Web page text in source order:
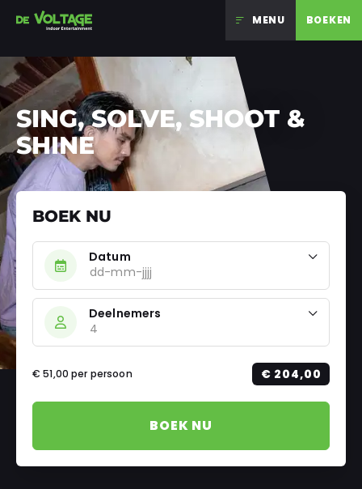
Ga naar inhoud
MENU BOEKEN
SING, SOLVE, SHOOT &
SHINE
BOEK NU
Datum
Deelnemers
€ 51,00per persoon € 204,00
BOEK NU